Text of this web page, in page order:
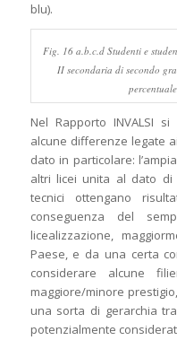
blu).
Fig. 16 a.b.c.d Studenti e
II secondaria di secondo
Nel Rapporto INVALSI
alcune differenze legate
dato in particolare:
altri licei unita al dato
tecnici ottengano
conseguenza del
licealizzazione,
Paese, e da una certa
considerare alcune
maggiore/minore
una sorta di gerarchia
potenzialmente